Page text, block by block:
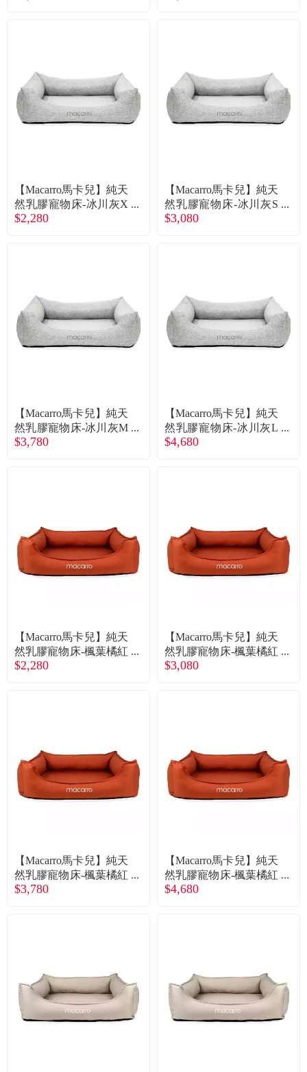
【Macarro馬卡兒】純天
然乳膠寵物床-冰川灰X
S（廠商直送）
$2,280
【Macarro馬卡兒】純天
然乳膠寵物床-冰川灰S
（廠商直送）
$3,080
【Macarro馬卡兒】純天
然乳膠寵物床-冰川灰M
（廠商直送）
$3,780
【Macarro馬卡兒】純天
然乳膠寵物床-冰川灰L
（廠商直送）
$4,680
【Macarro馬卡兒】純天
然乳膠寵物床-楓葉橘紅
XS（廠商直送）
$2,280
【Macarro馬卡兒】純天
然乳膠寵物床-楓葉橘紅
S（廠商直送）
$3,080
【Macarro馬卡兒】純天
然乳膠寵物床-楓葉橘紅
M（廠商直送）
$3,780
【Macarro馬卡兒】純天
然乳膠寵物床-楓葉橘紅
L（廠商直送）
$4,680